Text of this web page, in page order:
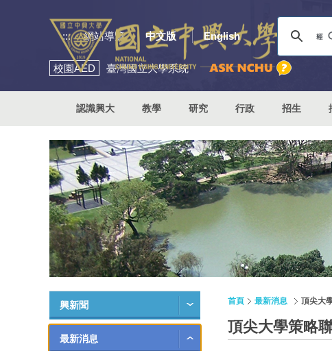
::: 網站導覽 中文版 English
校園AED 臺灣國立大學系統
認識興大 教學 研究 行政 招生
興新聞
最新消息
首頁 最新消息 頂尖大
頂尖大學策略